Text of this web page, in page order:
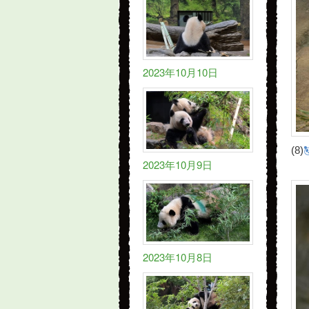
2023年10月10日
2023年10月9日
2023年10月8日
(8)